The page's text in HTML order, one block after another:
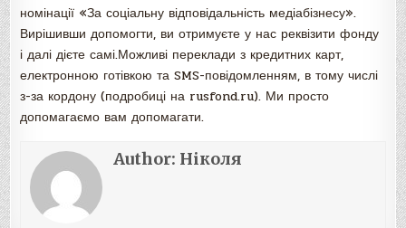
номінації «За соціальну відповідальність медіабізнесу».
Вирішивши допомогти, ви отримуєте у нас реквізити фонду
і далі дієте самі.Можливі переклади з кредитних карт,
електронною готівкою та SMS-повідомленням, в тому числі
з-за кордону (подробиці на rusfond.ru). Ми просто
допомагаємо вам допомагати.
Author: Ніколя